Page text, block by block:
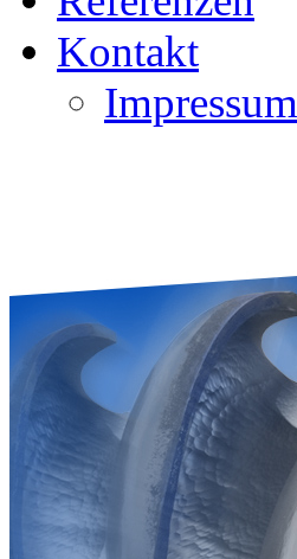
Kontakt
Impressum